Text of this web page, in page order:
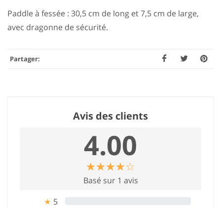
Paddle à fessée : 30,5 cm de long et 7,5 cm de large,
avec dragonne de sécurité.
Partager:
Avis des clients
4.00
☆☆☆☆☆
★★★★★
Basé sur 1 avis
★ 5